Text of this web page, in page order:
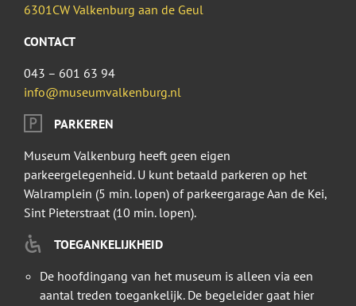
6301CW Valkenburg aan de Geul
CONTACT
043 – 601 63 94
info@museumvalkenburg.nl
PARKEREN
Museum Valkenburg heeft geen eigen
parkeergelegenheid. U kunt betaald parkeren op het
Walramplein (5 min. lopen) of parkeergarage Aan de Kei,
Sint Pieterstraat (10 min. lopen).
TOEGANKELIJKHEID
De hoofdingang van het museum is alleen via een
aantal treden toegankelijk. De begeleider gaat hier